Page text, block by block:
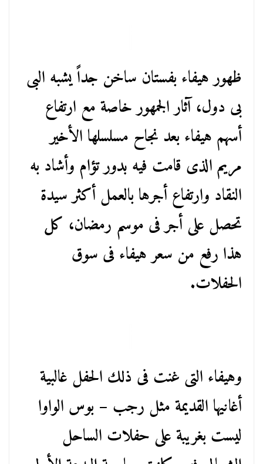
ظهور هيفاء بفستان ساخن جداً يشبه البى
بى دول، آثار الجمهور خاصة مع ارتفاع
أسهم هيفاء بعد نجاح مسلسلها الأخير
مريم الذى قامت فيه بدور تؤام وأشاد به
النقاد وارتفاع أجرها بالعمل أكثر سيدة
تحصل على أجر فى موسم رمضان، كل
هذا رفع من سعر هيفاء فى سوق
الحفلات.
وهيفاء التى غنت فى ذلك الحفل غالبية
أغانيها القديمة مثل رجب – بوس الواوا
ليست بغريبة على حفلات الساحل